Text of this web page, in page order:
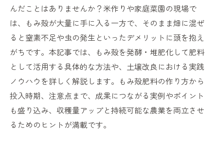
んだことはありませんか？米作りや家庭菜園の現場で
は、もみ殻が大量に手に入る一方で、そのまま畑に混ぜ
ると窒素不足や虫の発生といったデメリットに頭を抱え
がちです。本記事では、もみ殻を発酵・堆肥化して肥料
として活用する具体的な方法や、土壌改良における実践
ノウハウを詳しく解説します。もみ殻肥料の作り方から
投入時期、注意点まで、成果につながる実例やポイント
も盛り込み、収穫量アップと持続可能な農業を両立させ
るためのヒントが満載です。